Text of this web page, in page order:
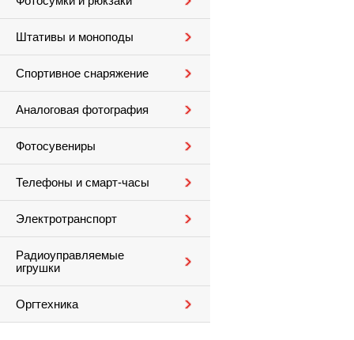
Штативы и моноподы
Спортивное снаряжение
Аналоговая фотография
Фотосувениры
Телефоны и смарт-часы
Электротранспорт
Радиоуправляемые
игрушки
Оргтехника